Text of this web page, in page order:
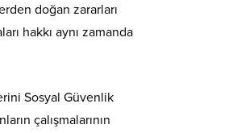
doğan zararları
hakkı aynı zamanda
Sosyal Güvenlik
çalışmalarının